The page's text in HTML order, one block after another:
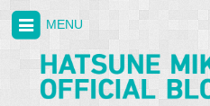
MENU